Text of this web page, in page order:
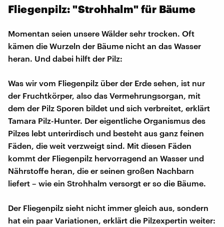
Fliegenpilz: "Strohhalm" für Bäume
Momentan seien unsere Wälder sehr trocken. Oft
kämen die Wurzeln der Bäume nicht an das Wasser
heran. Und dabei hilft der Pilz:
Was wir vom Fliegenpilz über der Erde sehen, ist nur
der Fruchtkörper, also das Vermehrungsorgan, mit
dem der Pilz Sporen bildet und sich verbreitet, erklärt
Tamara Pilz-Hunter. Der eigentliche Organismus des
Pilzes lebt unterirdisch und besteht aus ganz feinen
Fäden, die weit verzweigt sind. Mit diesen Fäden
kommt der Fliegenpilz hervorragend an Wasser und
Nährstoffe heran, die er seinen großen Nachbarn
liefert – wie ein Strohhalm versorgt er so die Bäume.
Der Fliegenpilz sieht nicht immer gleich aus, sondern
hat ein paar Variationen, erklärt die Pilzexpertin weiter: